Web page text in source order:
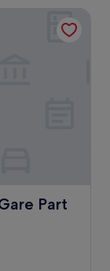
de
56 €
Part
Dieu